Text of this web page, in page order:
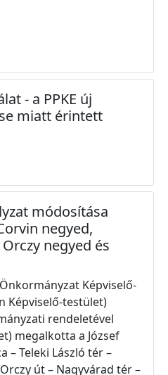
- a PPKE új
miatt érintett
módosítása
negyed,
negyed és
Képviselő-
Képviselő-testület)
rendeletével
megalkotta a József
– Teleki László tér –
út – Nagyvárad tér –